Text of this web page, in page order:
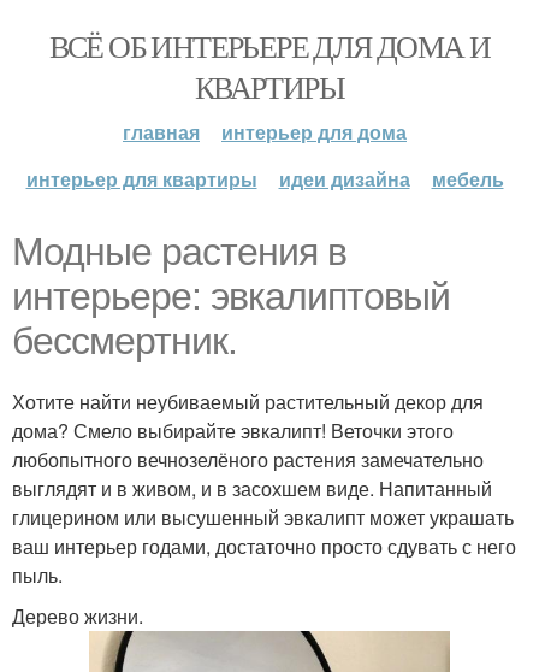
ВСЁ ОБ ИНТЕРЬЕРЕ ДЛЯ ДОМА И
КВАРТИРЫ
главная
интерьер для дома
интерьер для квартиры
идеи дизайна мебель
Модные растения в
интерьере: эвкалиптовый
бессмертник.
Хотите найти неубиваемый растительный декор для
дома? Смело выбирайте эвкалипт! Веточки этого
любопытного вечнозелёного растения замечательно
выглядят и в живом, и в засохшем виде. Напитанный
глицерином или высушенный эвкалипт может украшать
ваш интерьер годами, достаточно просто сдувать с него
пыль.
Дерево жизни.